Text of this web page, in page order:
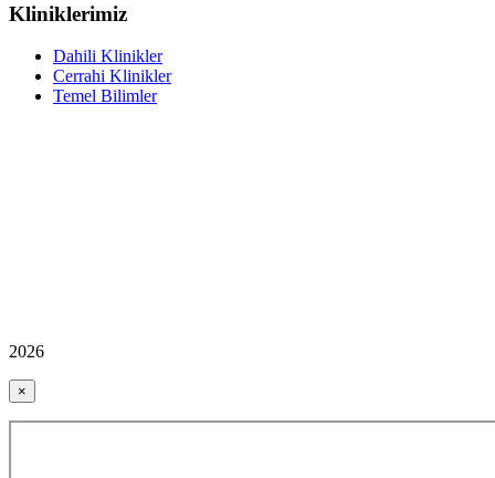
Kliniklerimiz
Dahili Klinikler
Cerrahi Klinikler
Temel Bilimler
2026
×